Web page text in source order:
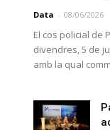
Data - 08/06/2026
El cos policial de
divendres, 5 de
amb la qual